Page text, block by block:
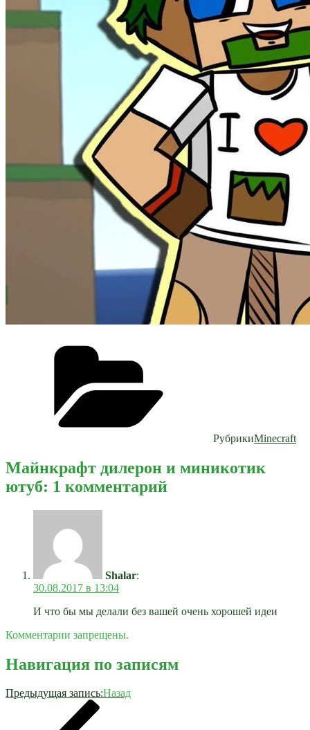
РубрикиMinecraft
Майнкрафт дилерон и миникотик
ютуб: 1 комментарий
Shalar:
30.08.2017 в 13:04
И что бы мы делали без вашей очень хорошей идеи
Комментарии запрещены.
Навигация по записям
Предыдущая запись:Назад